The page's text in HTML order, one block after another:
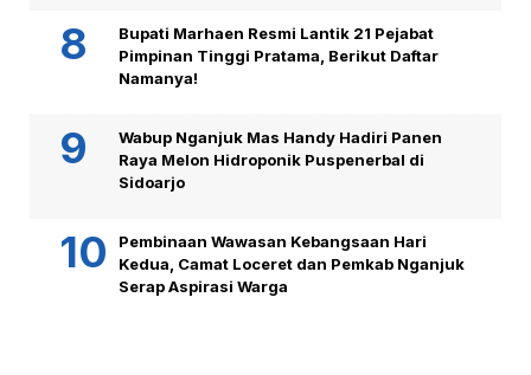
Bupati Marhaen Resmi Lantik 21 Pejabat
Pimpinan Tinggi Pratama, Berikut Daftar
Namanya!
Wabup Nganjuk Mas Handy Hadiri Panen
Raya Melon Hidroponik Puspenerbal di
Sidoarjo
Pembinaan Wawasan Kebangsaan Hari
Kedua, Camat Loceret dan Pemkab Nganjuk
Serap Aspirasi Warga